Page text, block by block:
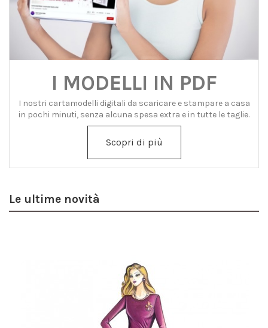
I MODELLI IN PDF
I nostri cartamodelli digitali da scaricare e stampare a casa
in pochi minuti, senza alcuna spesa extra e in tutte le taglie.
Scopri di più
Le ultime novità